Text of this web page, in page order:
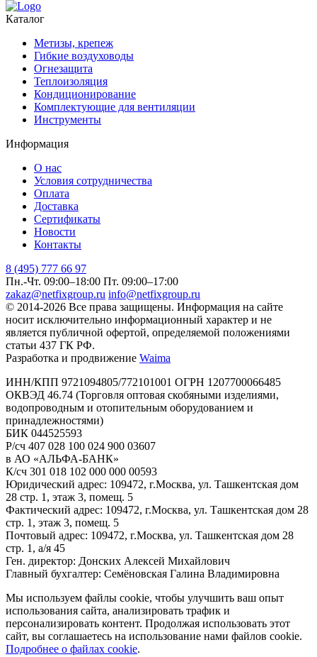
Каталог
Метизы, крепеж
Гибкие воздуховоды
Огнезащита
Теплоизоляция
Кондиционирование
Комплектующие для вентиляции
Инструменты
Информация
О нас
Условия сотрудничества
Оплата
Доставка
Сертификаты
Новости
Контакты
8 (495) 777 66 97
Пн.-Чт. 09:00–18:00 Пт. 09:00–17:00
zakaz@netfixgroup.ru info@netfixgroup.ru
© 2014-2026 Все права защищены. Информация на сайте
носит исключительно информационный характер и не
является публичной офертой, определяемой положениями
статьи 437 ГК РФ.
Разработка и продвижение Waima
ИНН/КПП 9721094805/772101001 ОГРН 1207700066485
ОКВЭД 46.74 (Торговля оптовая скобяными изделиями,
водопроводным и отопительным оборудованием и
принадлежностями)
БИК 044525593
Р/сч 407 028 100 024 900 03607
в АО «АЛЬФА-БАНК»
К/сч 301 018 102 000 000 00593
Юридический адрес: 109472, г.Москва, ул. Ташкентская дом
28 стр. 1, этаж 3, помещ. 5
Фактический адрес: 109472, г.Москва, ул. Ташкентская дом 28
стр. 1, этаж 3, помещ. 5
Почтовый адрес: 109472, г.Москва, ул. Ташкентская дом 28
стр. 1, а/я 45
Ген. директор: Донских Алексей Михайлович
Главный бухгалтер: Семёновская Галина Владимировна
Мы используем файлы cookie, чтобы улучшить ваш опыт
использования сайта, анализировать трафик и
персонализировать контент. Продолжая использовать этот
сайт, вы соглашаетесь на использование нами файлов cookie.
Подробнее о файлах cookie.